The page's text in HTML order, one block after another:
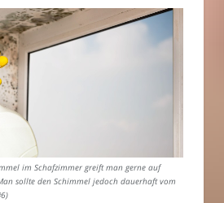
im Schafzimmer greift man gerne auf
sollte den Schimmel jedoch dauerhaft vom